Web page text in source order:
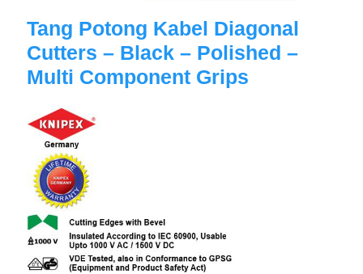
Tang Potong Kabel Diagonal
Cutters – Black – Polished –
Multi Component Grips